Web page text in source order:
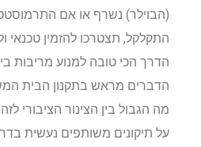
(הבוילר) נשרף או אם התרמוסטט
התקלקל, תצטרכו להזמין טכנאי
הדרך הכי טובה למנוע מריבות
הדברים מראש בתקנון הבית
מה הגבול בין הצינור הציבורי לזה
על תיקונים משותפים נעשית